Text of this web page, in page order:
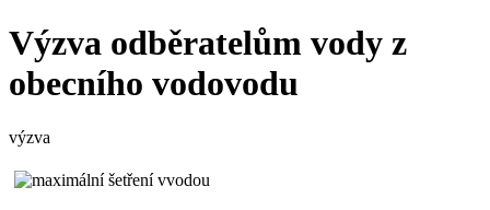
Výzva odběratelům vody z
obecního vodovodu
výzva